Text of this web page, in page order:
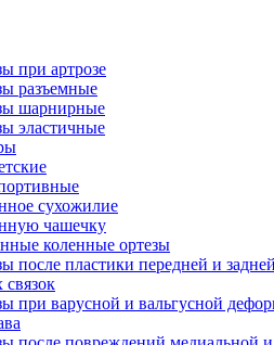
при артрозе
разъемные
шарнирные
эластичные
сухожилие
чашечку
коленные ортезы
после пластики передней и
связок
при варусной и вальгусной